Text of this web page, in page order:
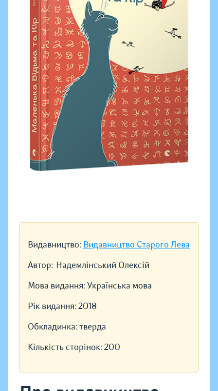
Видавництво: Видавництво Старого Лева
Автор: Надемлінський Олексій
Мова видання: Українська мова
Рік видання: 2018
Обкладинка: тверда
Кількість сторінок: 200